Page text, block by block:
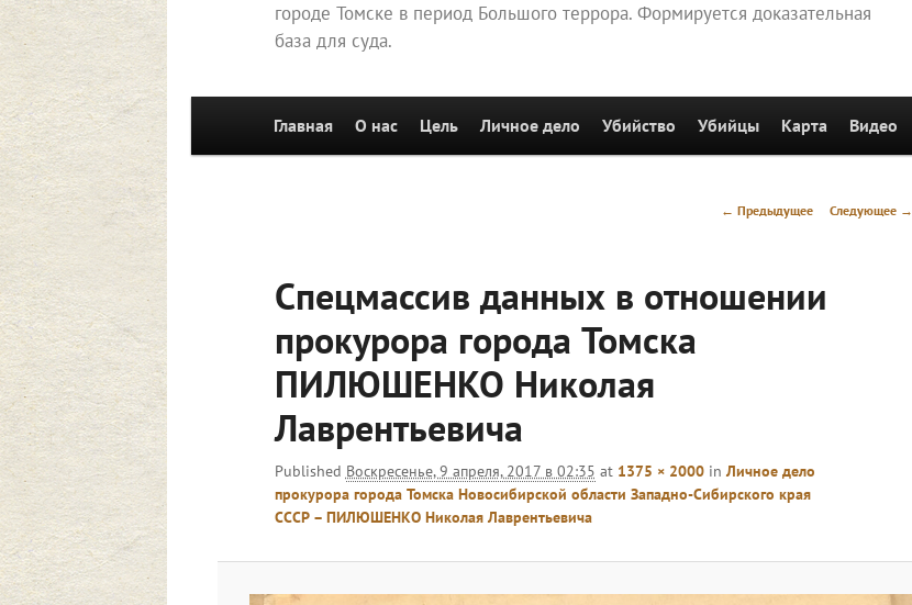
городе Томске в период Большого террора. Формируется доказательная
база для суда.
Перейти к основному содержимому
Главная О нас Цель Личное дело Убийство Убийцы Карта Видео
Навигация
← Предыдущее Следующее →
Спецмассив данных в отношении
прокурора города Томска
ПИЛЮШЕНКО Николая
Лаврентьевича
Published Воскресенье, 9 апреля, 2017 в 02:35 at 1375 × 2000inЛичное дело
прокурора города Томска Новосибирской области Западно-Сибирского края
СССР – ПИЛЮШЕНКО Николая Лаврентьевича